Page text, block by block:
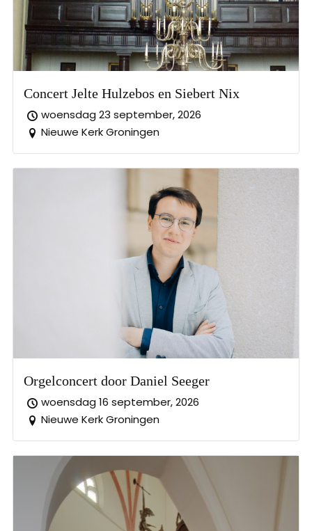
Concert Jelte Hulzebos en Siebert Nix
woensdag 23 september, 2026
Nieuwe Kerk Groningen
Orgelconcert door Daniel Seeger
woensdag 16 september, 2026
Nieuwe Kerk Groningen